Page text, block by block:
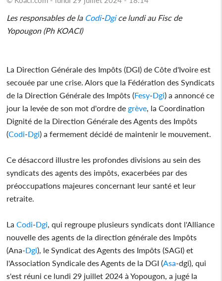
Les responsables de la Codi-Dgice lundi au Fisc de
Yopougon (Ph KOACI)
La Direction Générale des Impôts (DGI) de Côte d'Ivoire est
secouée par une crise. Alors que la Fédération des Syndicats
de la Direction Générale des Impôts (Fesy-Dgi) a annoncé ce
jour la levée de son mot d'ordre de grève , la Coordination
Dignité de la Direction Générale des Agents des Impôts
(Codi-Dgi) a fermement décidé de maintenir le mouvement.
Ce désaccord illustre les profondes divisions au sein des
syndicats des agents des impôts, exacerbées par des
préoccupations majeures concernant leur santé et leur
retraite.
LaCodi-Dgi , qui regroupe plusieurs syndicats dont l'Alliance
nouvelle des agents de la direction générale des Impôts
(Ana-Dgi), le Syndicat des Agents des Impôts (SAGI) et
l'Association Syndicale des Agents de la DGI (Asa-dgi), qui
s'est réuni ce lundi 29 juillet 2024 à Yopougon, a jugé la